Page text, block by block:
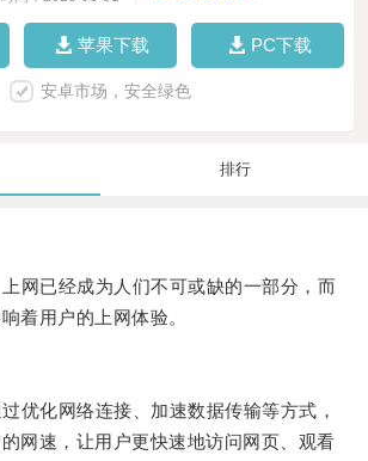
苹果下载 PC下载
安卓市场，安全绿色
排行
已经成为人们不可或缺的一部分，而
着用户的上网体验。
化网络连接、加速数据传输等方式，
网速，让用户更快速地访问网页、观看